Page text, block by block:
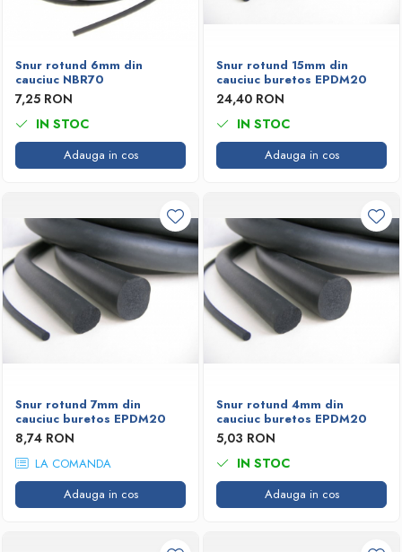
Snur rotund 6mm din
cauciuc NBR70
7,25 RON
IN STOC
Adauga in cos
Snur rotund 15mm din
cauciuc buretos EPDM20
24,40 RON
IN STOC
Adauga in cos
Snur rotund 7mm din
cauciuc buretos EPDM20
8,74 RON
LA COMANDA
Adauga in cos
Snur rotund 4mm din
cauciuc buretos EPDM20
5,03 RON
IN STOC
Adauga in cos